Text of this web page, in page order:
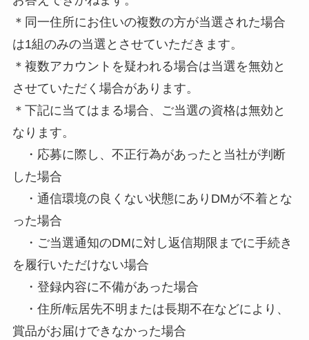
＊同一住所にお住いの複数の方が当選された場合
は1組のみの当選とさせていただきます。
＊複数アカウントを疑われる場合は当選を無効と
させていただく場合があります。
＊下記に当てはまる場合、ご当選の資格は無効と
なります。
・応募に際し、不正行為があったと当社が判断
した場合
・通信環境の良くない状態にありDMが不着とな
った場合
・ご当選通知のDMに対し返信期限までに手続き
を履行いただけない場合
・登録内容に不備があった場合
・住所/転居先不明または長期不在などにより、
賞品がお届けできなかった場合